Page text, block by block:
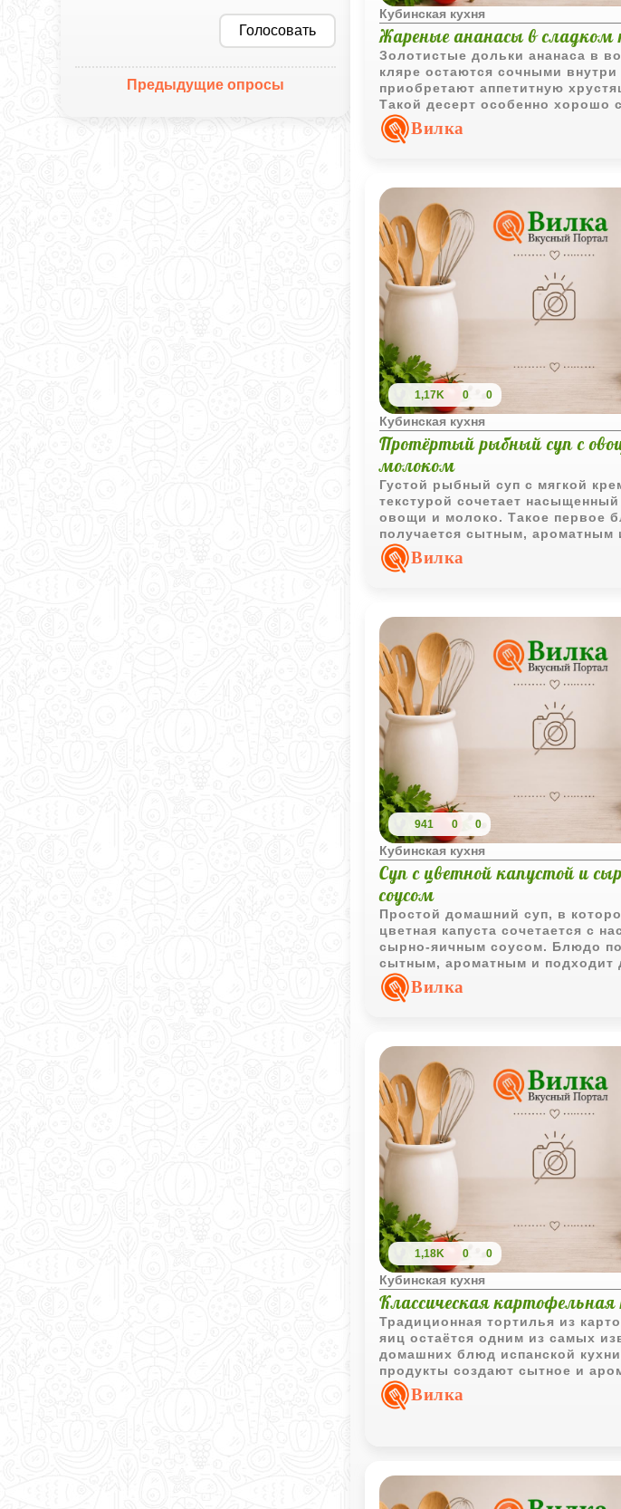
Голосовать
Предыдущие опросы
Кубинская кухня
Жареные ананасы в сладком
Золотистые дольки ананаса в
кляре остаются сочными внутри
приобретают аппетитную
Такой десерт особенно хорошо
чашкой горячего кофе.
Вилка
1,17K 0 0
Кубинская кухня
Протёртый рыбный суп с
молоком
Густой рыбный суп с мягкой
текстурой сочетает
овощи и молоко. Такое первое
получается сытным, ароматным
подходит для семейного обеда.
Вилка
941 0 0
Кубинская кухня
Суп с цветной капустой и
соусом
Простой домашний суп, в
цветная капуста сочетается с
сырно-яичным соусом. Блюдо
сытным, ароматным и подходит
обеда.Вилка
1,18K 0 0
Кубинская кухня
Классическая
Традиционная тортилья из
яиц остаётся одним из самых
домашних блюд испанской
продукты создают сытное и
с аппетитной золотистой
Вилка